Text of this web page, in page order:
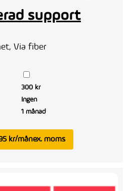
support
Via fiber
300 kr
Ingen
1 månad
kr/månex. moms